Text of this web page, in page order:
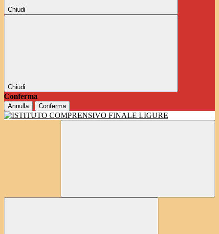
Chiudi
Chiudi
Conferma
Annulla Conferma